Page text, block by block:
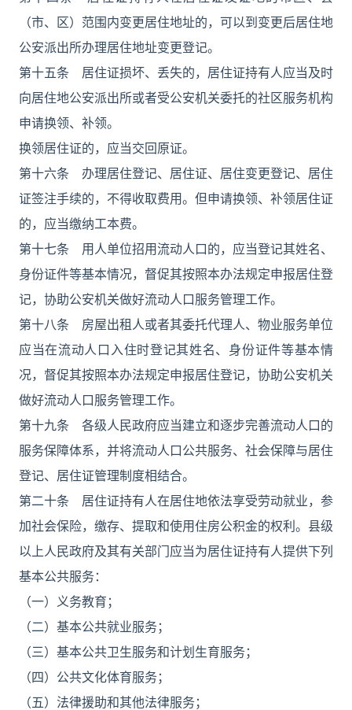
（市、区）范围内变更居住地址的，可以到变更后居住地
公安派出所办理居住地址变更登记。
第十五条 居住证损坏、丢失的，居住证持有人应当及时
向居住地公安派出所或者受公安机关委托的社区服务机构
申请换领、补领。
换领居住证的，应当交回原证。
第十六条 办理居住登记、居住证、居住变更登记、居住
证签注手续的，不得收取费用。但申请换领、补领居住证
的，应当缴纳工本费。
第十七条 用人单位招用流动人口的，应当登记其姓名、
身份证件等基本情况，督促其按照本办法规定申报居住登
记，协助公安机关做好流动人口服务管理工作。
第十八条 房屋出租人或者其委托代理人、物业服务单位
应当在流动人口入住时登记其姓名、身份证件等基本情
况，督促其按照本办法规定申报居住登记，协助公安机关
做好流动人口服务管理工作。
第十九条 各级人民政府应当建立和逐步完善流动人口的
服务保障体系，并将流动人口公共服务、社会保障与居住
登记、居住证管理制度相结合。
第二十条 居住证持有人在居住地依法享受劳动就业，参
加社会保险，缴存、提取和使用住房公积金的权利。县级
以上人民政府及其有关部门应当为居住证持有人提供下列
基本公共服务：
（一）义务教育；
（二）基本公共就业服务；
（三）基本公共卫生服务和计划生育服务；
（四）公共文化体育服务；
（五）法律援助和其他法律服务；